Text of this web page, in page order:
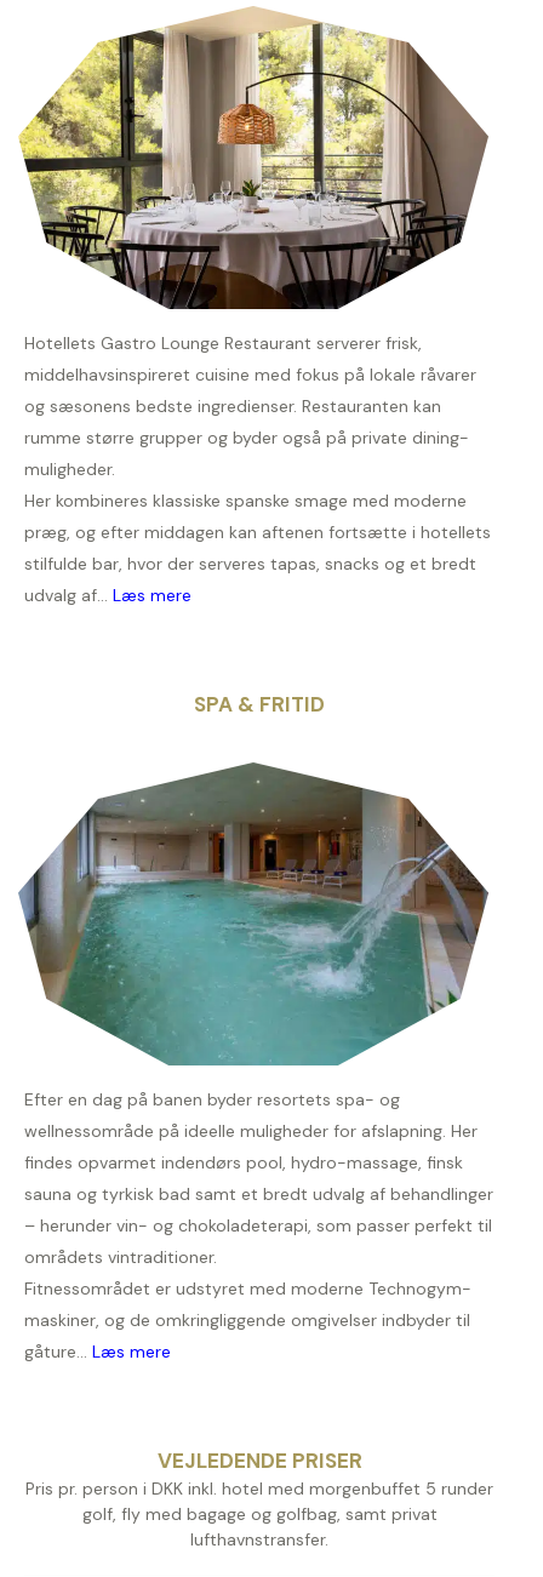
Hotellets Gastro Lounge Restaurant serverer frisk,
middelhavsinspireret cuisine med fokus på lokale råvarer
og sæsonens bedste ingredienser. Restauranten kan
rumme større grupper og byder også på private dining-
muligheder.
Her kombineres klassiske spanske smage med moderne
præg, og efter middagen kan aftenen fortsætte i hotellets
stilfulde bar, hvor der serveres tapas, snacks og et bredt
udvalg af... Læs mere
SPA & FRITID
Efter en dag på banen byder resortets spa- og
wellnessområde på ideelle muligheder for afslapning. Her
findes opvarmet indendørs pool, hydro-massage, finsk
sauna og tyrkisk bad samt et bredt udvalg af behandlinger
– herunder vin- og chokoladeterapi, som passer perfekt til
områdets vintraditioner.
Fitnessområdet er udstyret med moderne Technogym-
maskiner, og de omkringliggende omgivelser indbyder til
gåture... Læs mere
VEJLEDENDE PRISER
Pris pr. person i DKK inkl. hotel med morgenbuffet 5 runder
golf, fly med bagage og golfbag, samt privat
lufthavnstransfer.